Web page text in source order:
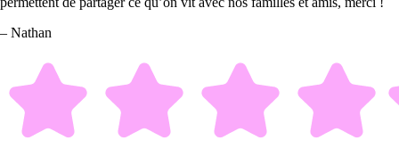
– Nathan